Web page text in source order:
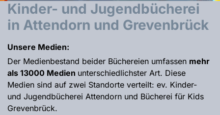
Kinder- und Jugendbücherei
in Attendorn und Grevenbrück
Unsere Medien:
Der Medienbestand beider Büchereien umfassen mehr
als 13000 Medien unterschiedlichster Art. Diese
Medien sind auf zwei Standorte verteilt: ev. Kinder-
und Jugendbücherei Attendorn und Bücherei für Kids
Grevenbrück.